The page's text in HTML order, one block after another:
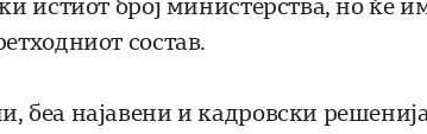
истиот број министерства, но ќе
состав.
беа најавени и кадровски